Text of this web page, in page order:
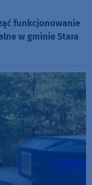
funkcjonowanie
w gminie Stara